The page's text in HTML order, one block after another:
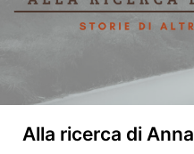
Alla ricerca di Anna